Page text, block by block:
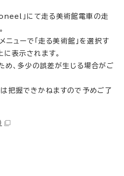
」にて走る美術館電車の走
メニューで「走る美術館」を選択す
表示されます。
、多少の誤差が生じる場合がご
把握できかねますので予めご了